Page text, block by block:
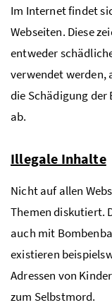
Im Internet findet
Webseiten. Diese
entweder
verwendet werden,
die Schädigung der
ab.
Illegale Inhalte
Nicht auf allen
Themen diskutiert.
auch mit
existieren
Adressen von
zum Selbstmord.